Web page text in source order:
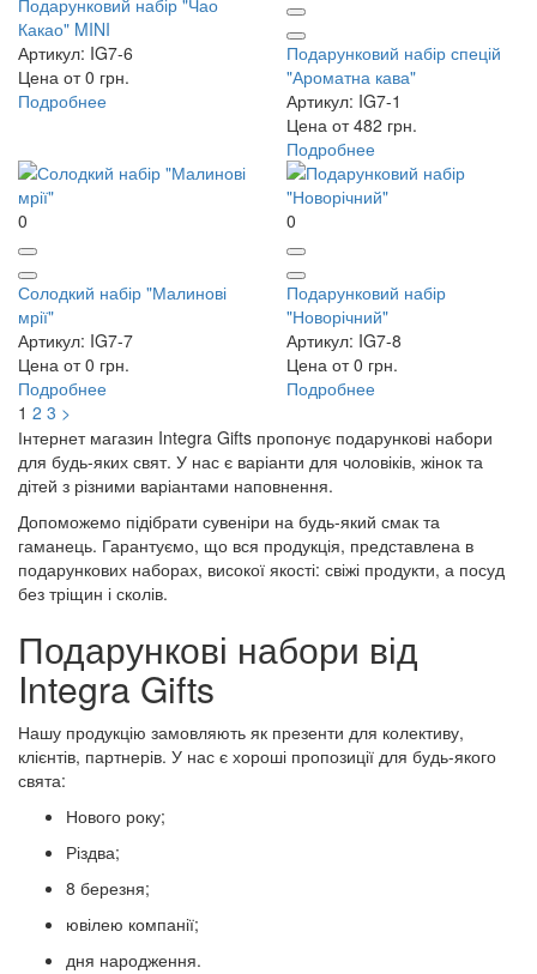
Подарунковий набір "Чао
Какао" MINI
Артикул: IG7-6
Цена от 0 грн.
Подробнее
Подарунковий набір спецій
"Ароматна кава"
Артикул: IG7-1
Цена от 482 грн.
Подробнее
0
Солодкий набір "Малинові
мрії"
Артикул: IG7-7
Цена от 0 грн.
Подробнее
0
Подарунковий набір
"Новорічний"
Артикул: IG7-8
Цена от 0 грн.
Подробнее
1 2 3 >
Інтернет магазин Integra Gifts пропонує подарункові набори
для будь-яких свят. У нас є варіанти для чоловіків, жінок та
дітей з різними варіантами наповнення.
Допоможемо підібрати сувеніри на будь-який смак та
гаманець. Гарантуємо, що вся продукція, представлена ​​в
подарункових наборах, високої якості: свіжі продукти, а посуд
без тріщин і сколів.
Подарункові набори від
Integra Gifts
Нашу продукцію замовляють як презенти для колективу,
клієнтів, партнерів. У нас є хороші пропозиції для будь-якого
свята:
Нового року;
Різдва;
8 березня;
ювілею компанії;
дня народження.